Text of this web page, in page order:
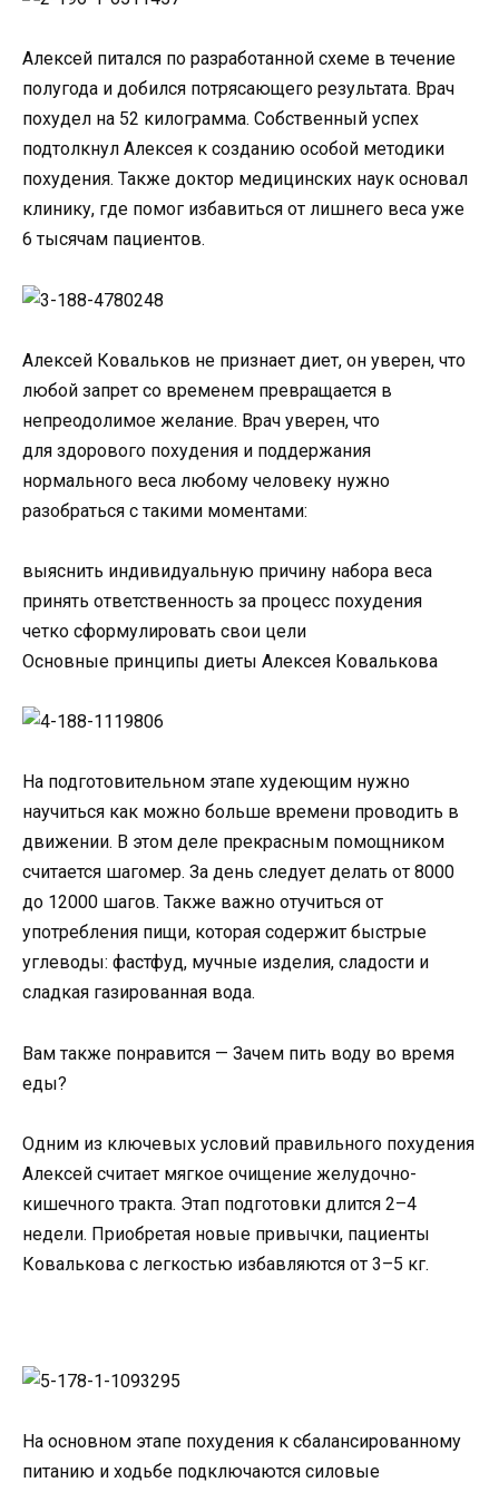
Алексей питался по разработанной схеме в течение
полугода и добился потрясающего результата. Врач
похудел на 52 килограмма. Собственный успех
подтолкнул Алексея к созданию особой методики
похудения. Также доктор медицинских наук основал
клинику, где помог избавиться от лишнего веса уже
6 тысячам пациентов.
Алексей Ковальков не признает диет, он уверен, что
любой запрет со временем превращается в
непреодолимое желание. Врач уверен, что
для здорового похудения и поддержания
нормального веса любому человеку нужно
разобраться с такими моментами:
выяснить индивидуальную причину набора веса
принять ответственность за процесс похудения
четко сформулировать свои цели
Основные принципы диеты Алексея Ковалькова
На подготовительном этапе худеющим нужно
научиться как можно больше времени проводить в
движении. В этом деле прекрасным помощником
считается шагомер. За день следует делать от 8000
до 12000 шагов. Также важно отучиться от
употребления пищи, которая содержит быстрые
углеводы: фастфуд, мучные изделия, сладости и
сладкая газированная вода.
Вам также понравится — Зачем пить воду во время
еды?
Одним из ключевых условий правильного похудения
Алексей считает мягкое очищение желудочно-
кишечного тракта. Этап подготовки длится 2–4
недели. Приобретая новые привычки, пациенты
Ковалькова с легкостью избавляются от 3–5 кг.
На основном этапе похудения к сбалансированному
питанию и ходьбе подключаются силовые